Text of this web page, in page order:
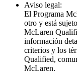
Aviso legal:
El Programa
otro y está
McLaren
información
criterios y los
Qualified,
McLaren.